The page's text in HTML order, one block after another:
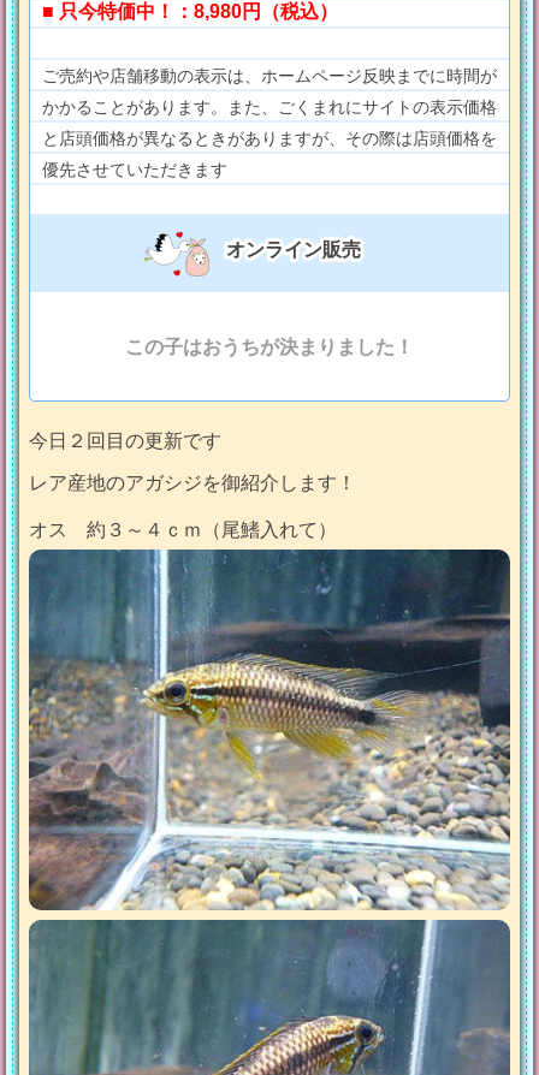
■ 只今特価中！：8,980円（税込）
ご売約や店舗移動の表示は、ホームページ反映までに時間が
かかることがあります。また、ごくまれにサイトの表示価格
と店頭価格が異なるときがありますが、その際は店頭価格を
優先させていただきます
オンライン販売
この子はおうちが決まりました！
今日２回目の更新です
レア産地のアガシジを御紹介します！
オス 約３～４ｃｍ（尾鰭入れて）